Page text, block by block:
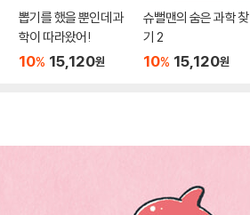
뽑기를 했을 뿐인데 과
학이 따라왔어!
10% 15,120원
슈뻘맨의 숨은 과학 찾
기 2
10% 15,120원